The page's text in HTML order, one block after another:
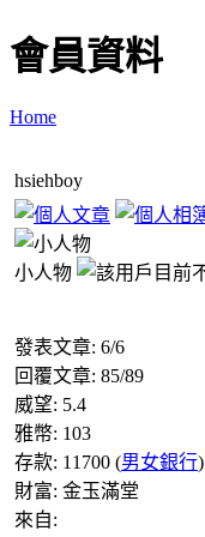
會員資料
Home
hsiehboy
小人物
發表文章: 6/6
回覆文章: 85/89
威望: 5.4
雅幣: 103
存款: 11700 (男女銀行)
財富: 金玉滿堂
來自: